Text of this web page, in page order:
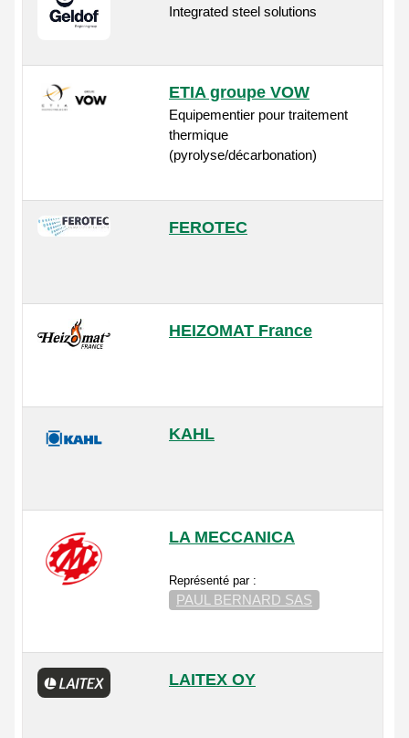
Integrated steel solutions
ETIA groupe VOW
Equipementier pour traitement
thermique
(pyrolyse/décarbonation)
FEROTEC
HEIZOMAT France
KAHL
LA MECCANICA
Représenté par :
PAUL BERNARD SAS
LAITEX OY